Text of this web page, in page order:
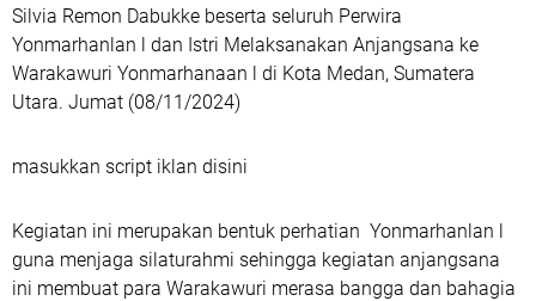
Silvia Remon Dabukke beserta seluruh Perwira
Yonmarhanlan l dan Istri Melaksanakan Anjangsana ke
Warakawuri Yonmarhanaan l di Kota Medan, Sumatera
Utara. Jumat (08/11/2024)
masukkan script iklan disini
Kegiatan ini merupakan bentuk perhatian Yonmarhanlan l
guna menjaga silaturahmi sehingga kegiatan anjangsana
ini membuat para Warakawuri merasa bangga dan bahagia